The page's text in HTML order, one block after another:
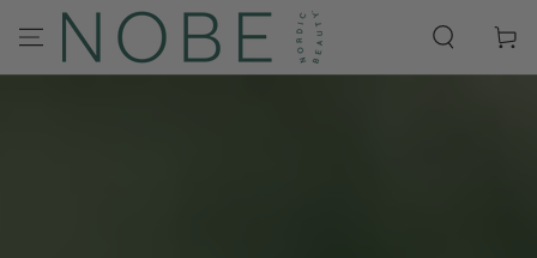
HOPPA TILL
INNEHÅLLET